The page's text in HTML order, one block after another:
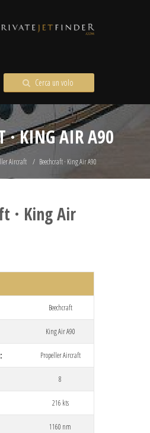
Cerca un volo
· KING AIR A90
Aircraft Beechcraft · King Air A90
· King Air
Beechcraft
King Air A90
Propeller Aircraft
8
216 kts
1160 nm